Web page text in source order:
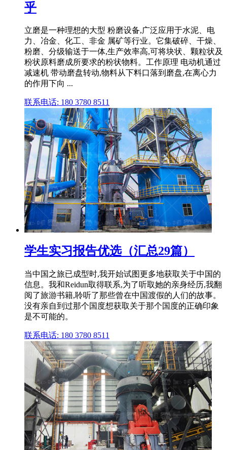
乎
立磨是一种理想的大型 粉磨设备,广泛应用于水泥、电
力、冶金、化工、非金 属矿等行业。它集破碎、干燥、
粉磨、分级输送于一体,生产效率高,可将块状、颗粒状及
粉状原料磨成所要求的粉状物料。工作原理 电动机通过
减速机 带动磨盘转动,物料从下料口落到磨盘,在离心力
的作用下向 ...
联系电话: 180 3780 8511
学生实习报告优选（汇总29篇）
当中国之旅已成型时,我开始试图更多地获取关于中国的
信息。我和Reidun取得联系,为了听取她的亲身经历,我翻
阅了旅游书籍,聆听了那些曾在中国渡假的人们的故事。
没有亲自到过那个国度想获取关于那个国度的正确印象
是不可能的。
联系电话: 180 3780 8511